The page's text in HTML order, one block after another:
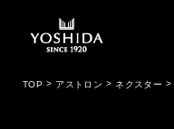
TOP アストロン ネクスター